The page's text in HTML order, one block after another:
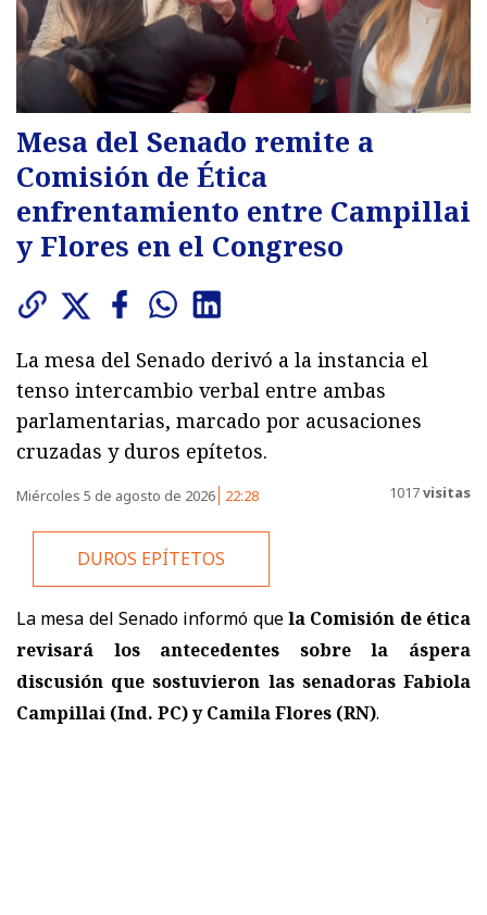
Mesa del Senado remite a
Comisión de Ética
enfrentamiento entre Campillai
y Flores en el Congreso
La mesa del Senado derivó a la instancia el
tenso intercambio verbal entre ambas
parlamentarias, marcado por acusaciones
cruzadas y duros epítetos.
Miércoles 5 de agosto de 2026 22:28 1017visitas
DUROS EPÍTETOS
La mesa del Senado informó quela Comisión de ética
revisará los antecedentes sobre la áspera
discusión que sostuvieron las senadoras Fabiola
Campillai (Ind. PC) y Camila Flores (RN).